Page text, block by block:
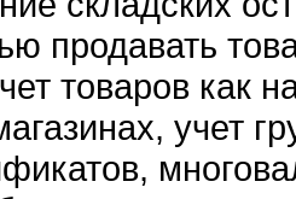
продавать
товаров как
учет